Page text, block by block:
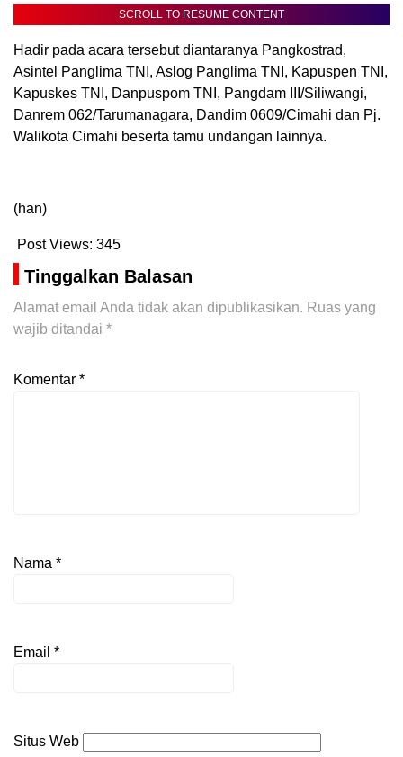
SCROLL TO RESUME CONTENT
Hadir pada acara tersebut diantaranya Pangkostrad,
Asintel Panglima TNI, Aslog Panglima TNI, Kapuspen TNI,
Kapuskes TNI, Danpuspom TNI, Pangdam III/Siliwangi,
Danrem 062/Tarumanagara, Dandim 0609/Cimahi dan Pj.
Walikota Cimahi beserta tamu undangan lainnya.
(han)
Post Views: 345
Tinggalkan Balasan
Alamat email Anda tidak akan dipublikasikan. Ruas yang
wajib ditandai *
Komentar *
Nama *
Email *
Situs Web